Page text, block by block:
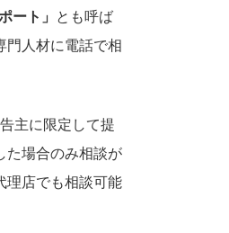
ート」
とも呼ば
門人材に電話で相
主に限定して提
た場合のみ相談が
理店でも相談可能